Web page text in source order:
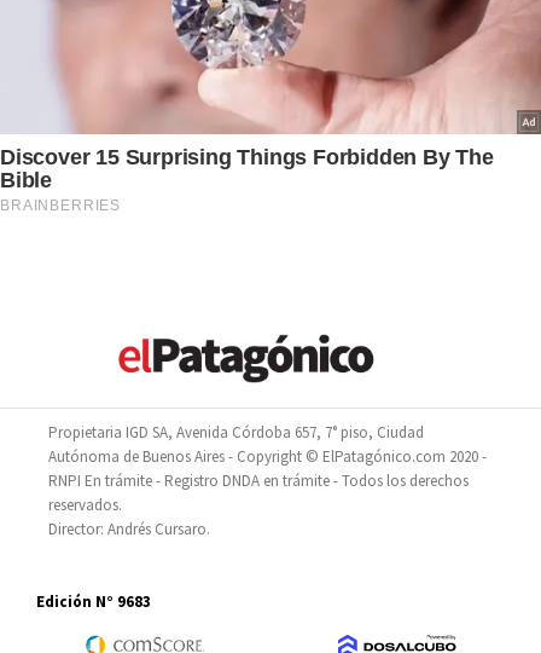
Propietaria IGD SA, Avenida Córdoba 657, 7° piso, Ciudad
Autónoma de Buenos Aires - Copyright © ElPatagónico.com 2020 -
RNPI En trámite - Registro DNDA en trámite - Todos los derechos
reservados.
Director: Andrés Cursaro.
Edición N° 9683